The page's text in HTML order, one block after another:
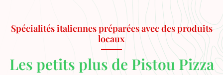
Spécialités italiennes préparées avec des produits
locaux
Les petits plus de Pistou Pizza